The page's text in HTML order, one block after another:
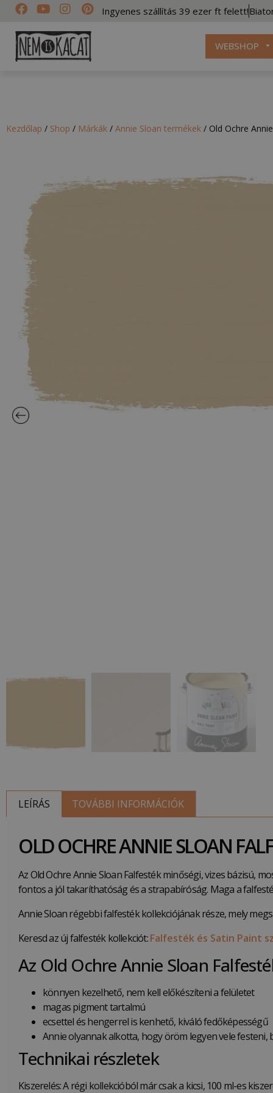
Ingyenes szállítás 39 ezer ft felett!
WEBSHOP
Kezdőlap / Shop / Márkák / Annie Sloan termékek / Old Ochre
LEÍRÁS TOVÁBBI INFORMÁCIÓK
OLD OCHRE ANNIE SLOAN
Az Old Ochre Annie Sloan Falfesték minőségi, vizes bázisú,
fontos a jól takaríthatóság és a strapabíróság. Maga a
Annie Sloan régebbi falfesték kollekciójának része, mely
Keresd az új falfesték kollekciót:Falfesték és Satin Paint
Az Old Ochre Annie Sloan
könnyen kezelhető, nem kell előkészíteni a felületet
magas pigment tartalmú
ecsettel és hengerrel is kenhető, kiváló fedőképességű
Annie olyannak alkotta, hogy öröm legyen vele festeni,
Technikai részletek
Kiszerelés: A régi kollekcióból már csak a kicsi, 100 ml-es